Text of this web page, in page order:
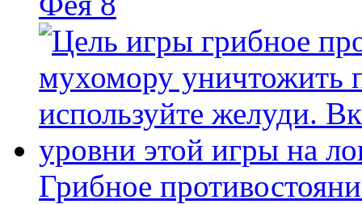
Грибное